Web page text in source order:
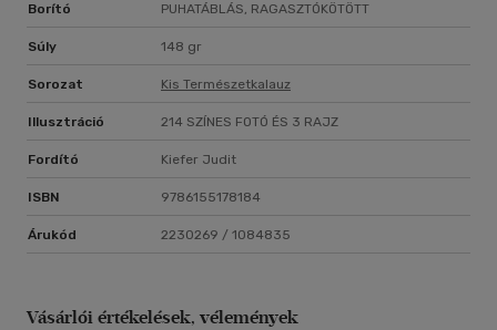
Borító PUHATÁBLÁS, RAGASZTÓKÖTÖTT
Súly 148 gr
Sorozat Kis Természetkalauz
Illusztráció 214 SZÍNES FOTÓ ÉS 3 RAJZ
Fordító Kiefer Judit
ISBN 9786155178184
Árukód 2230269 / 1084835
Vásárlói értékelések, vélemények